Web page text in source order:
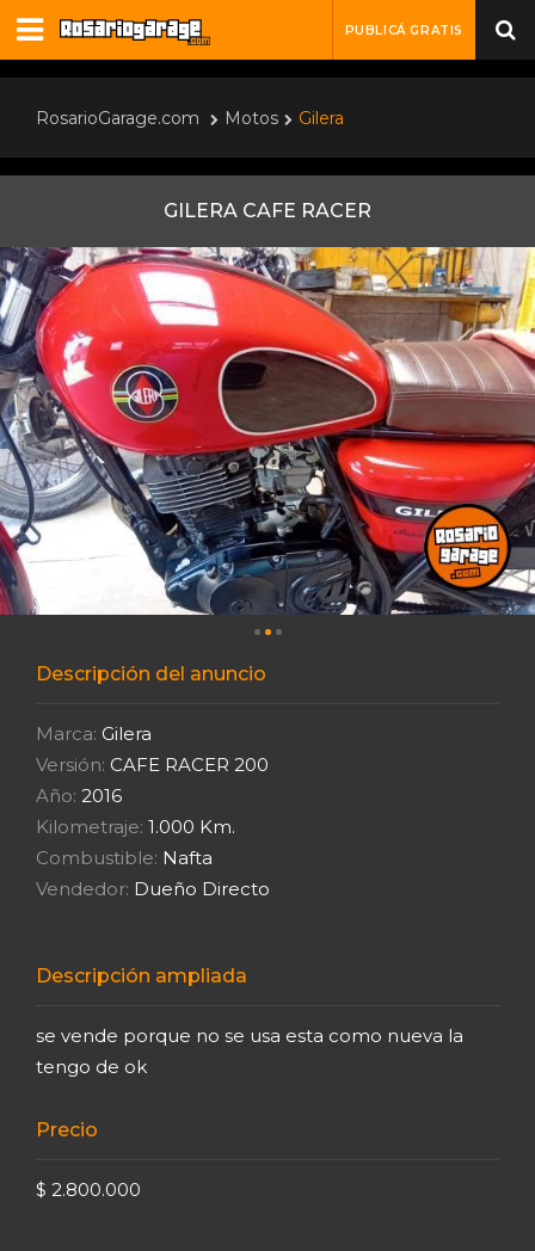
PUBLICÁ GRATIS
RosarioGarage.com Motos Gilera
GILERA CAFE RACER
Descripción del anuncio
Marca: Gilera
Versión: CAFE RACER 200
Año: 2016
Kilometraje: 1.000 Km.
Combustible: Nafta
Vendedor: Dueño Directo
Descripción ampliada
se vende porque no se usa esta como nueva la
tengo de ok
Precio
$ 2.800.000